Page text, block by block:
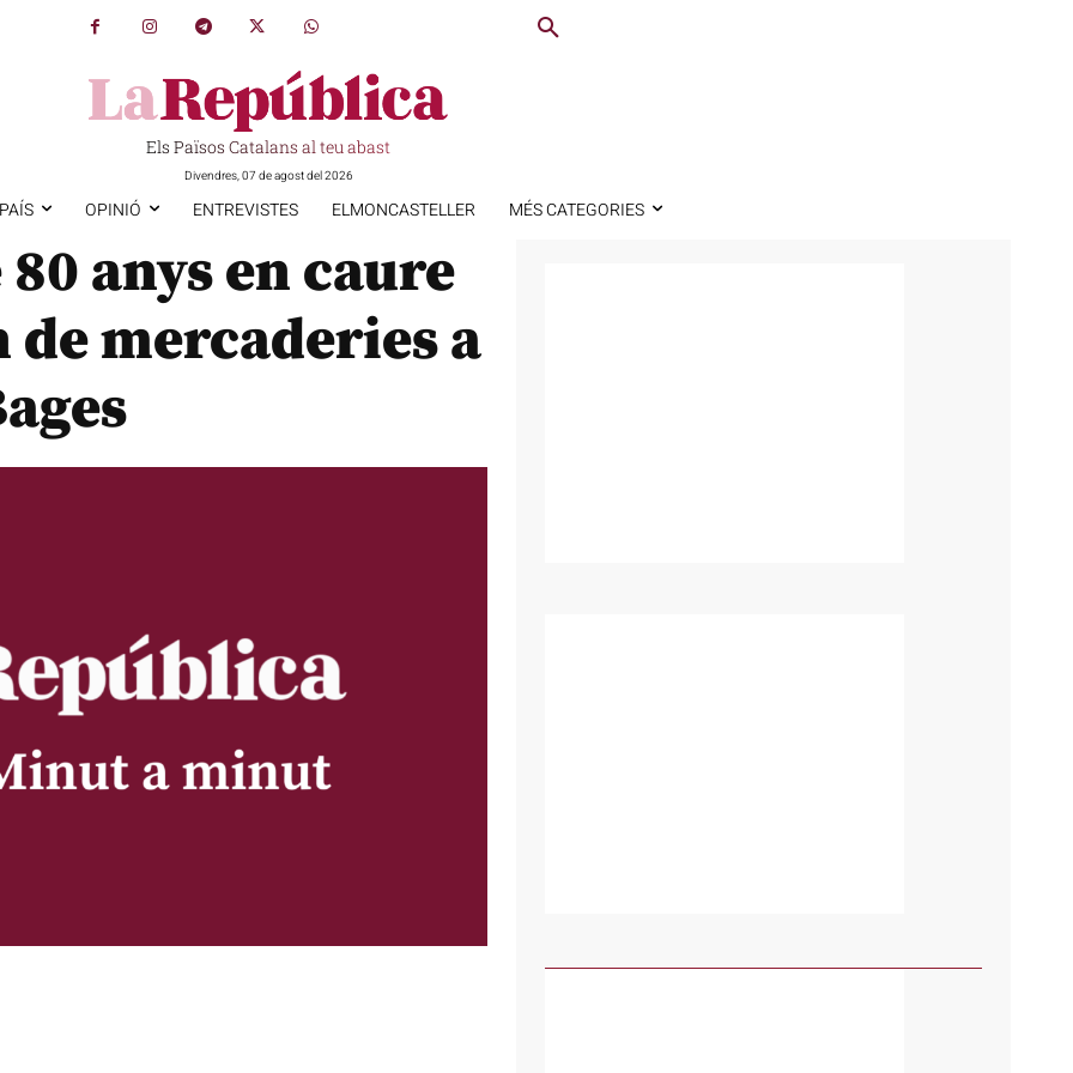
Els Països Catalans al teu abast
Divendres, 07 de agost del 2026
OPINIÓ ENTREVISTES ELMONCASTELLER MÉS CATEGORIES
anys en caure
de mercaderies a